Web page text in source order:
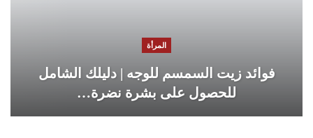
المرأة
فوائد زيت السمسم للوجه | دليلك الشامل
للحصول على بشرة نضرة…